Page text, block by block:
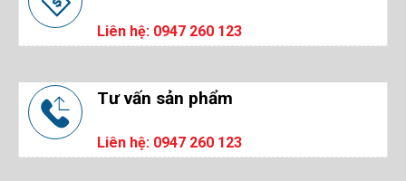
Liên hệ: 0947 260 123
Tư vấn sản phẩm
Liên hệ: 0947 260 123